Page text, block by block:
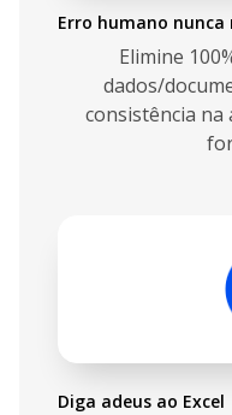
Erro humano nunca
Elimine
dados/
consistência na
Diga adeus ao Excel